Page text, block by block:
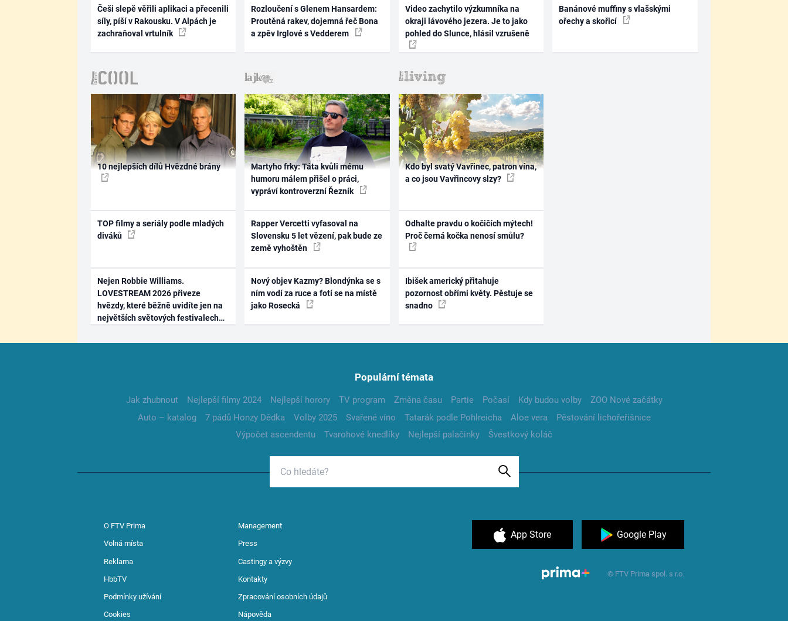
Češi slepě věřili aplikaci a přecenili
síly, píší v Rakousku. V Alpách je
zachraňoval vrtulník
Rozloučení s Glenem Hansardem:
Proutěná rakev, dojemná řeč Bona
a zpěv Irglové s Vedderem
Video zachytilo výzkumníka na
okraji lávového jezera. Je to jako
pohled do Slunce, hlásil vzrušeně
Banánové muffiny s vlašskými
ořechy a skořicí
10 nejlepších dílů Hvězdné brány
TOP filmy a seriály podle mladých
diváků
Nejen Robbie Williams.
LOVESTREAM 2026 přiveze
hvězdy, které běžně uvidíte jen na
největších světových festivalech
Martyho frky: Táta kvůli mému
humoru málem přišel o práci,
vypráví kontroverzní Řezník
Rapper Vercetti vyfasoval na
Slovensku 5 let vězení, pak bude ze
země vyhoštěn
Nový objev Kazmy? Blondýnka se s
ním vodí za ruce a fotí se na místě
jako Rosecká
Kdo byl svatý Vavřinec, patron vína,
a co jsou Vavřincovy slzy?
Odhalte pravdu o kočičích mýtech!
Proč černá kočka nenosí smůlu?
Ibišek americký přitahuje
pozornost obřími květy. Pěstuje se
snadno
Populární témata
Jak zhubnout Nejlepší filmy 2024 Nejlepší horory TV program Změna času Partie Počasí Kdy budou volby
ZOO Nové začátky
Auto – katalog
7 pádů Honzy Dědka Volby 2025 Svařené víno Tatarák podle Pohlreicha Aloe vera
Pěstování lichořeřišnice
Výpočet ascendentu
Tvarohové knedlíky Nejlepší palačinky Švestkový koláč
O FTV Prima Management
Volná místa Press
Reklama Castingy a výzvy
HbbTV Kontakty
Podmínky užívání Zpracování osobních údajů
Cookies Nápověda
App Store Google Play
© FTV Prima spol. s r.o.